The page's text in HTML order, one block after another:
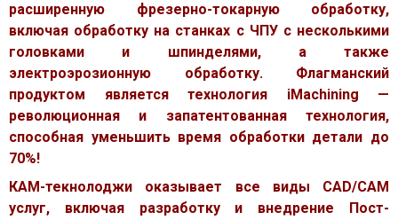
расширенную фрезерно-токарную обработку,
включая обработку на станках с ЧПУ с несколькими
головками и шпинделями, а также
электроэрозионную обработку. Флагманский
продуктом является технология iMachining —
революционная и запатентованная технология,
способная уменьшить время обработки детали до
70%!
КАМ-текнолоджи оказывает все виды CAD/CAM
услуг, включая разработку и внедрение Пост-